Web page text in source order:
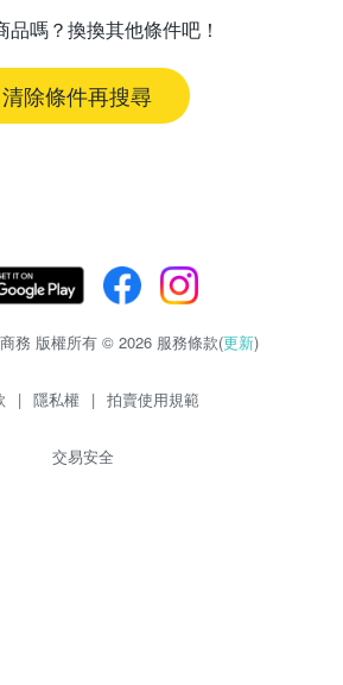
品嗎？換換其他條件吧！
清除條件再搜尋
務 版權所有 © 2026 服務條款(更新)
| 隱私權 | 拍賣使用規範
交易安全